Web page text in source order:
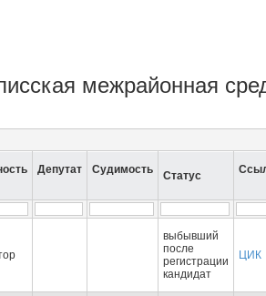
межрайонная
Депутат Судимость Статус
выбывший
после
регистрации
кандидат
ЦИК